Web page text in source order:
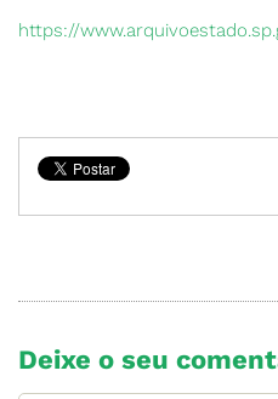
https://
Deixe o seu